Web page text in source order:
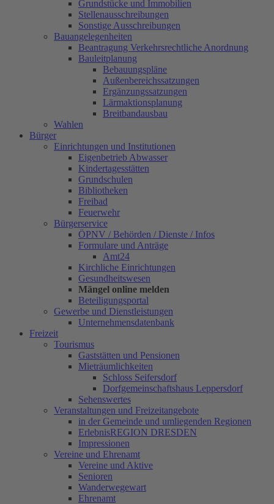
Grundstücke und Immobilien
Stellenausschreibungen
Sonstige Ausschreibungen
Bauangelegenheiten
Beantragung Verkehrsrechtliche Anordnung
Bauleitplanung
Bebauungspläne
Außenbereichssatzungen
Ergänzungssatzungen
Lärmaktionsplanung
Breitbandausbau
Wahlen
Bürger
Einrichtungen und Institutionen
Eigenbetrieb Abwasser
Kindertagesstätten
Grundschulen
Bibliotheken
Freibad
Feuerwehr
Bürgerservice
ÖPNV / Behörden / Dienste / Infos
Formulare und Anträge
Amt24
Kirchliche Einrichtungen
Gesundheitswesen
Mängel online melden
Beteiligungsportal
Gewerbe und Dienstleistungen
Unternehmensdatenbank
Freizeit
Tourismus
Gaststätten und Pensionen
Mieträumlichkeiten
Schloss Seifersdorf
Dorfgemeinschaftshaus Leppersdorf
Sehenswertes
Veranstaltungen und Freizeitangebote
in der Gemeinde und umliegenden Regionen
ErlebnisREGION DRESDEN
Impressionen
Vereine und Ehrenamt
Vereine und Aktive
Senioren
Wanderwegewart
Ehrenamt